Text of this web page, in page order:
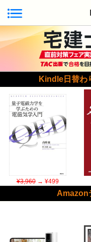
Kindle日替わ
¥3,960→ ¥499
Amazon